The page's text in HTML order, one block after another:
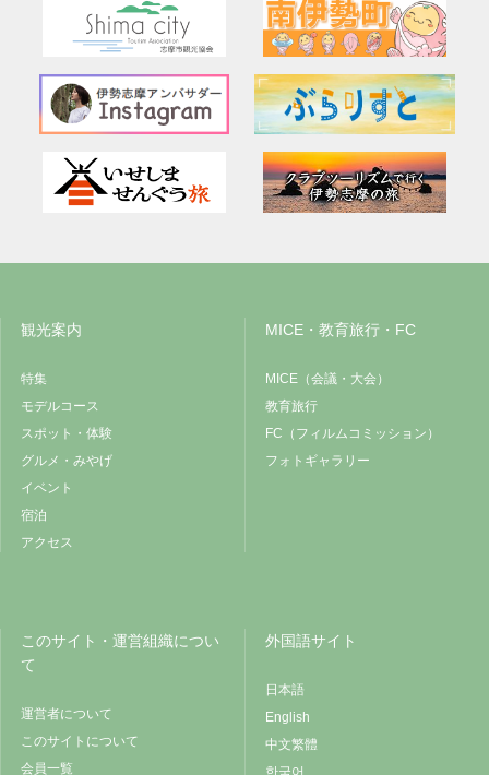
観光案内
特集
モデルコース
スポット・体験
グルメ・みやげ
イベント
宿泊
アクセス
MICE・教育旅行・FC
MICE（会議・大会）
教育旅行
FC（フィルムコミッション）
フォトギャラリー
このサイト・運営組織につい
て
運営者について
このサイトについて
会員一覧
外国語サイト
日本語
English
中文繁體